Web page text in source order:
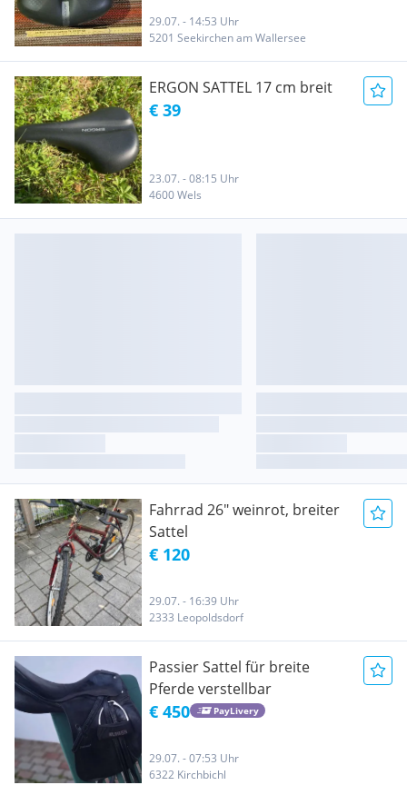
29.07. - 14:53 Uhr
5201 Seekirchen am Wallersee
ERGON SATTEL 17 cm breit
€ 39
23.07. - 08:15 Uhr
4600 Wels
Fahrrad 26" weinrot, breiter
Sattel
€ 120
29.07. - 16:39 Uhr
2333 Leopoldsdorf
Passier Sattel für breite
Pferde verstellbar
€ 450 PayLivery
29.07. - 07:53 Uhr
6322 Kirchbichl